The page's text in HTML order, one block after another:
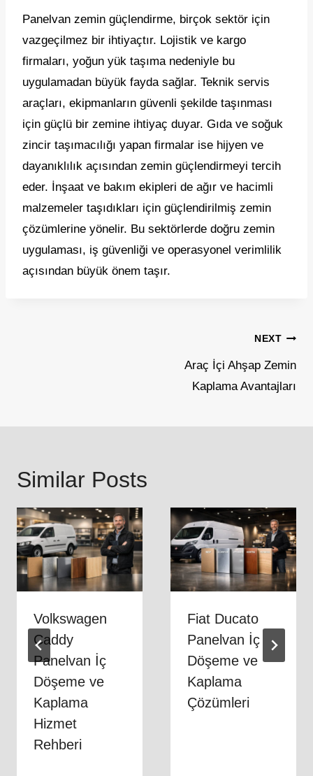
Panelvan zemin güçlendirme, birçok sektör için
vazgeçilmez bir ihtiyaçtır. Lojistik ve kargo
firmaları, yoğun yük taşıma nedeniyle bu
uygulamadan büyük fayda sağlar. Teknik servis
araçları, ekipmanların güvenli şekilde taşınması
için güçlü bir zemine ihtiyaç duyar. Gıda ve soğuk
zincir taşımacılığı yapan firmalar ise hijyen ve
dayanıklılık açısından zemin güçlendirmeyi tercih
eder. İnşaat ve bakım ekipleri de ağır ve hacimli
malzemeler taşıdıkları için güçlendirilmiş zemin
çözümlerine yönelir. Bu sektörlerde doğru zemin
uygulaması, iş güvenliği ve operasyonel verimlilik
açısından büyük önem taşır.
NEXT
Araç İçi Ahşap Zemin
Kaplama Avantajları
Similar Posts
Volkswagen
Caddy
Panelvan İç
Döşeme ve
Kaplama
Hizmet
Rehberi
Fiat Ducato
Panelvan İç
Döşeme ve
Kaplama
Çözümleri